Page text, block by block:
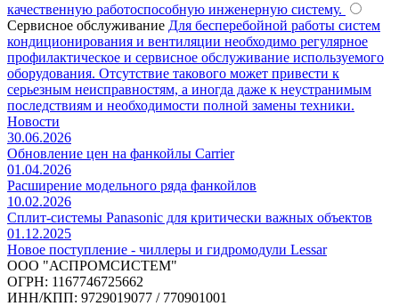
качественную работоспособную инженерную систему.
Сервисное обслуживание Для бесперебойной работы систем
кондиционирования и вентиляции необходимо регулярное
профилактическое и сервисное обслуживание используемого
оборудования. Отсутствие такового может привести к
серьезным неисправностям, а иногда даже к неустранимым
последствиям и необходимости полной замены техники.
Новости
30.06.2026
Обновление цен на фанкойлы Carrier
01.04.2026
Расширение модельного ряда фанкойлов
10.02.2026
Сплит-системы Panasonic для критически важных объектов
01.12.2025
Новое поступление - чиллеры и гидромодули Lessar
ООО "АСПРОМСИСТЕМ"
ОГРН: 1167746725662
ИНН/КПП: 9729019077 / 770901001